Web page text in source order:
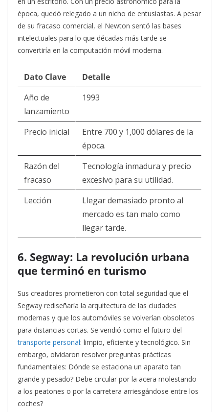
época, quedó relegado a un nicho de entusiastas. A pesar
de su fracaso comercial, el Newton sentó las bases
intelectuales para lo que décadas más tarde se
convertiría en la computación móvil moderna.
Dato Clave
Detalle
Año de
lanzamiento
1993
Precio inicial
Entre 700 y 1,000 dólares de la
época.
Razón del
fracaso
Tecnología inmadura y precio
excesivo para su utilidad.
Lección
Llegar demasiado pronto al
mercado es tan malo como
llegar tarde.
6. Segway: La revolución urbana
que terminó en turismo
Sus creadores prometieron con total seguridad que el
Segway rediseñaría la arquitectura de las ciudades
modernas y que los automóviles se volverían obsoletos
para distancias cortas. Se vendió como el futuro del
transporte personal: limpio, eficiente y tecnológico. Sin
embargo, olvidaron resolver preguntas prácticas
fundamentales: Dónde se estaciona un aparato tan
grande y pesado? Debe circular por la acera molestando
a los peatones o por la carretera arriesgándose entre los
coches?